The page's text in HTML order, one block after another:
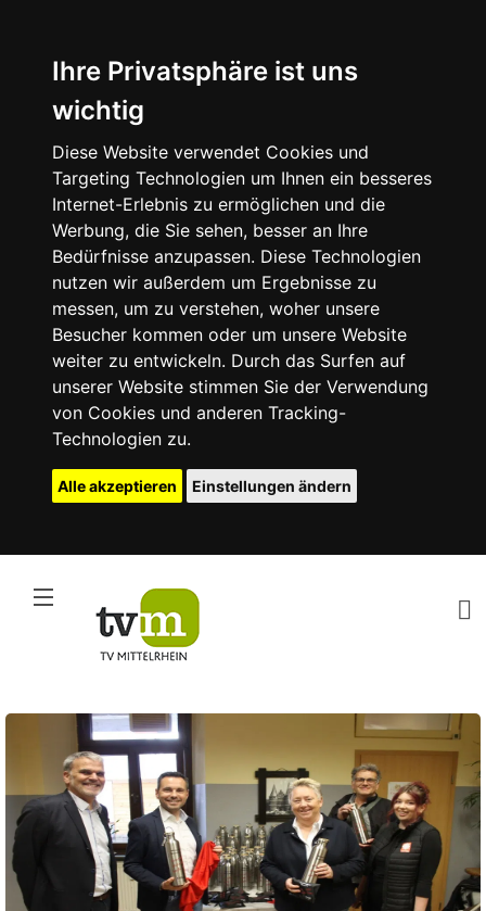
Ihre Privatsphäre ist uns
wichtig
Diese Website verwendet Cookies und
Targeting Technologien um Ihnen ein besseres
Internet-Erlebnis zu ermöglichen und die
Werbung, die Sie sehen, besser an Ihre
Bedürfnisse anzupassen. Diese Technologien
nutzen wir außerdem um Ergebnisse zu
messen, um zu verstehen, woher unsere
Besucher kommen oder um unsere Website
weiter zu entwickeln. Durch das Surfen auf
unserer Website stimmen Sie der Verwendung
von Cookies und anderen Tracking-
Technologien zu.
Alle akzeptieren Einstellungen ändern